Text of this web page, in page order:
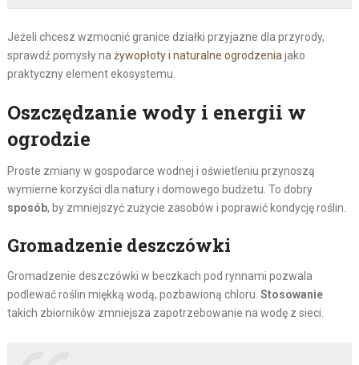
Jeżeli chcesz wzmocnić granice działki przyjazne dla przyrody,
sprawdź pomysły na żywopłoty i naturalne ogrodzenia jako
praktyczny element ekosystemu.
Oszczędzanie wody i energii w
ogrodzie
Proste zmiany w gospodarce wodnej i oświetleniu przynoszą
wymierne korzyści dla natury i domowego budżetu. To dobry
sposób, by zmniejszyć zużycie zasobów i poprawić kondycję roślin.
Gromadzenie deszczówki
Gromadzenie deszczówki w beczkach pod rynnami pozwala
podlewać roślin miękką wodą, pozbawioną chloru. Stosowanie
takich zbiorników zmniejsza zapotrzebowanie na wodę z sieci.